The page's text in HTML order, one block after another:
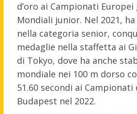
d’oro ai Campionati
Mondiali junior. Nel 2021,
nella categoria senior,
medaglie nella staffetta ai
di Tokyo, dove ha anche
mondiale nei 100 m dorso
51.60 secondi ai
Budapest nel 2022.